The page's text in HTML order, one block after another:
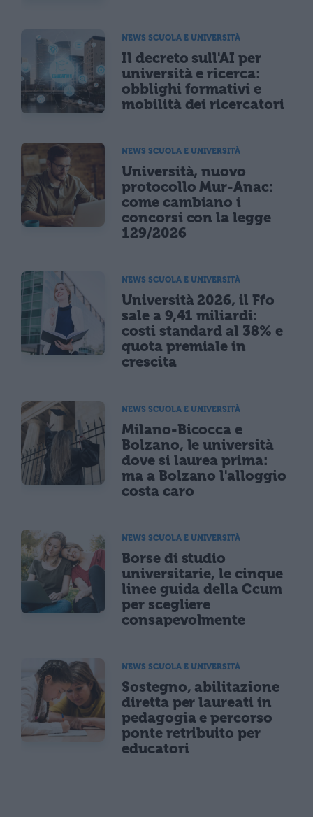
NEWS SCUOLA E UNIVERSITÀ
Il decreto sull'AI per
università e ricerca:
obblighi formativi e
mobilità dei ricercatori
NEWS SCUOLA E UNIVERSITÀ
Università, nuovo
protocollo Mur-Anac:
come cambiano i
concorsi con la legge
129/2026
NEWS SCUOLA E UNIVERSITÀ
Università 2026, il Ffo
sale a 9,41 miliardi:
costi standard al 38% e
quota premiale in
crescita
NEWS SCUOLA E UNIVERSITÀ
Milano-Bicocca e
Bolzano, le università
dove si laurea prima:
ma a Bolzano l'alloggio
costa caro
NEWS SCUOLA E UNIVERSITÀ
Borse di studio
universitarie, le cinque
linee guida della Ccum
per scegliere
consapevolmente
NEWS SCUOLA E UNIVERSITÀ
Sostegno, abilitazione
diretta per laureati in
pedagogia e percorso
ponte retribuito per
educatori